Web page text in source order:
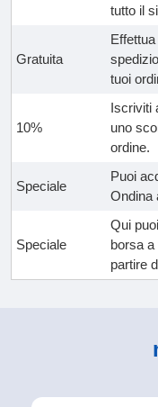
tutto il
Gratuita
tuoi
10%
Iscriviti
uno
ordine.
Speciale
Puoi
Ondina
Speciale
Qui
borsa a
partire